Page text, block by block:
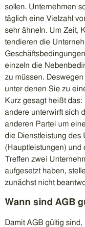
sollen. Unternehmen
täglich eine Vielzahl
sehr ähneln. Um Zeit,
tendieren die
einzeln die
zu müssen.
unter denen Sie zu
Kurz gesagt heißt
andere unterwirft sich
anderen Partei um
die Dienstleistung des
(Hauptleistungen) und
Treffen zwei
aufgesetzt haben,
zunächst nicht
Wann sind AGB
Damit AGB gültig